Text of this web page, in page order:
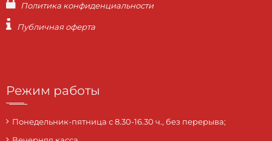
Политика конфиденциальности
Публичная оферта
Режим работы
Понедельник-пятница с 8.30-16.30 ч., без перерыва;